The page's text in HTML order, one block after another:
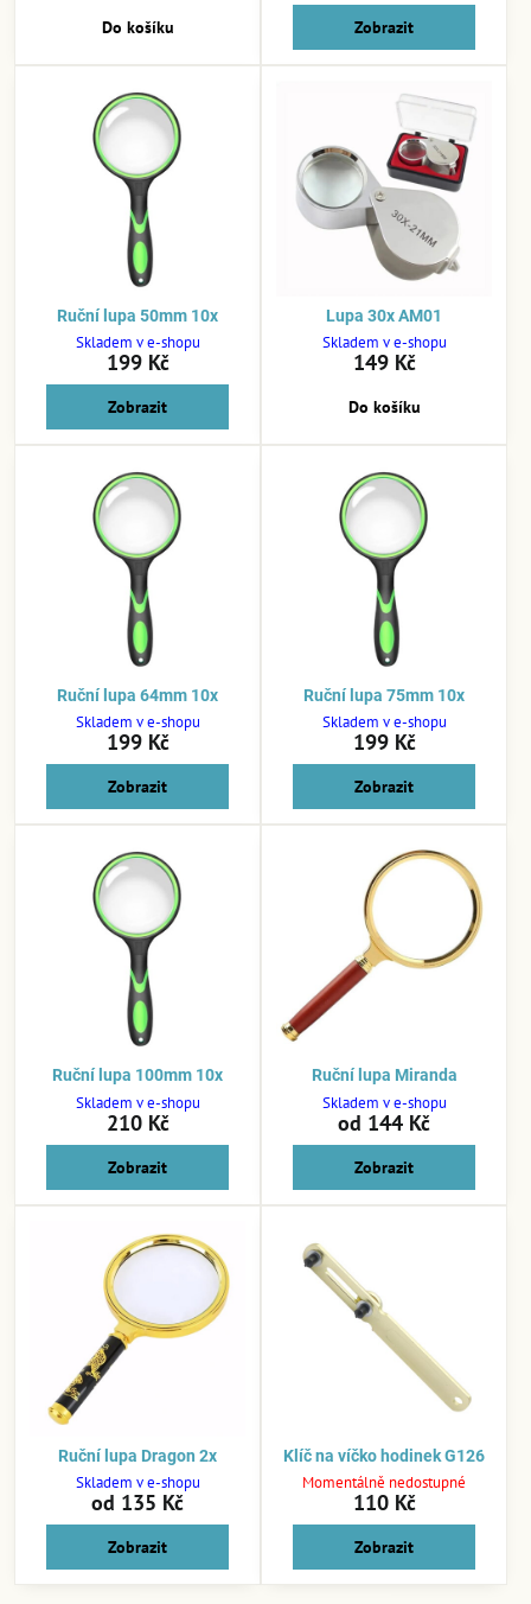
Do košíku Zobrazit
Ruční lupa 50mm 10x
Skladem v e-shopu
199 Kč
Zobrazit
Lupa 30x AM01
Skladem v e-shopu
149 Kč
Do košíku
Ruční lupa 64mm 10x
Skladem v e-shopu
199 Kč
Zobrazit
Ruční lupa 75mm 10x
Skladem v e-shopu
199 Kč
Zobrazit
Ruční lupa 100mm 10x
Skladem v e-shopu
210 Kč
Zobrazit
Ruční lupa Miranda
Skladem v e-shopu
od 144 Kč
Zobrazit
Ruční lupa Dragon 2x
Skladem v e-shopu
od 135 Kč
Zobrazit
Klíč na víčko hodinek G126
Momentálně nedostupné
110 Kč
Zobrazit